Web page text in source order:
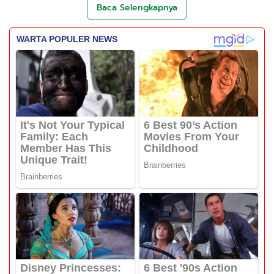
Baca Selengkapnya